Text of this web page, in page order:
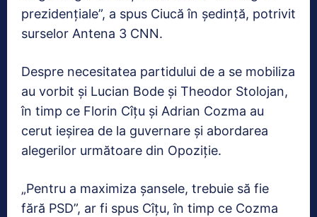
prezidențiale”, a spus Ciucă în ședință, potrivit
surselor Antena 3 CNN.
Despre necesitatea partidului de a se mobiliza
au vorbit și Lucian Bode și Theodor Stolojan,
în timp ce Florin Cîțu și Adrian Cozma au
cerut ieșirea de la guvernare și abordarea
alegerilor următoare din Opoziție.
„Pentru a maximiza șansele, trebuie să fie
fără PSD”, ar fi spus Cîțu, în timp ce Cozma